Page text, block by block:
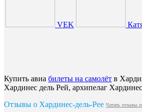
VEK
Купить авиа билеты на самoлёт в
Хардинес дель Рей, архипелаг
Отзывы о Хардинес-дель-Рее Читать отзывы